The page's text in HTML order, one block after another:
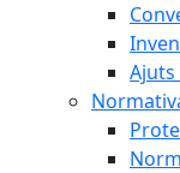
Ajuts